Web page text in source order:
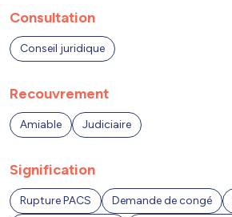
Consultation
Conseil juridique
Recouvrement
Amiable Judiciaire
Signification
Rupture PACS Demande de congé